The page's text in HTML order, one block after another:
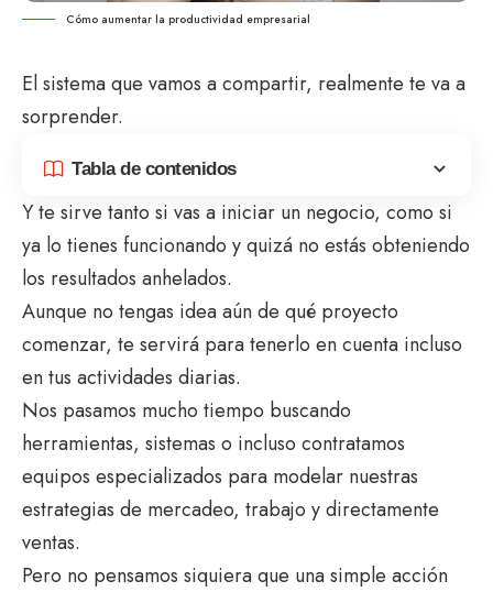
Cómo aumentar la productividad empresarial
El sistema que vamos a compartir, realmente te va a
sorprender.
Tabla de contenidos
Y te sirve tanto si vas a iniciar un negocio, como si
ya lo tienes funcionando y quizá no estás obteniendo
los resultados anhelados.
Aunque no tengas idea aún de qué proyecto
comenzar, te servirá para tenerlo en cuenta incluso
en tus actividades diarias.
Nos pasamos mucho tiempo buscando
herramientas, sistemas o incluso contratamos
equipos especializados para modelar nuestras
estrategias de mercadeo, trabajo y directamente
ventas.
Pero no pensamos siquiera que una simple acción